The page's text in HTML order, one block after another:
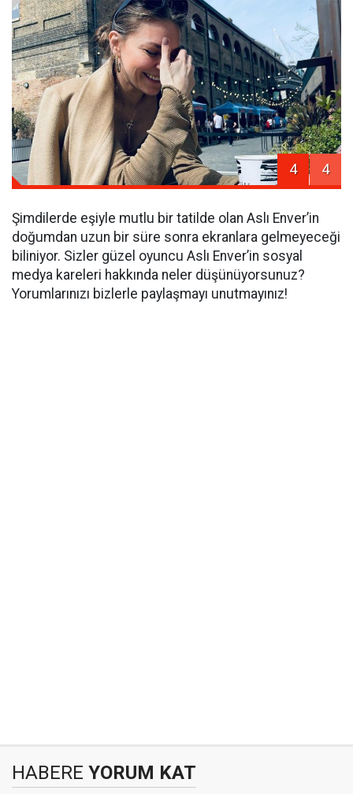
4 4
Şimdilerde eşiyle mutlu bir tatilde olan Aslı Enver’in
doğumdan uzun bir süre sonra ekranlara gelmeyeceği
biliniyor. Sizler güzel oyuncu Aslı Enver’in sosyal
medya kareleri hakkında neler düşünüyorsunuz?
Yorumlarınızı bizlerle paylaşmayı unutmayınız!
HABERE YORUM KAT